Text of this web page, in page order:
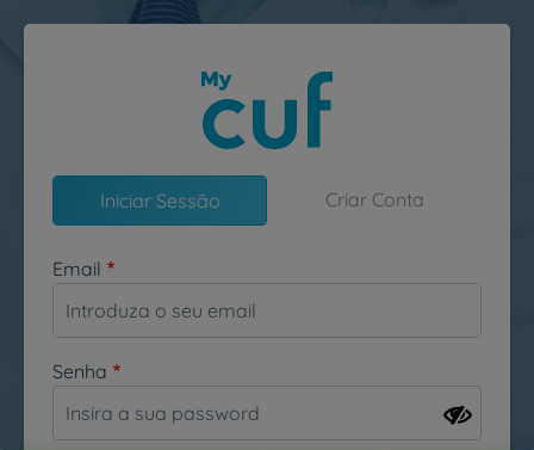
Passar para o conteúdo principal
Iniciar Sessão Criar Conta
Email
Senha